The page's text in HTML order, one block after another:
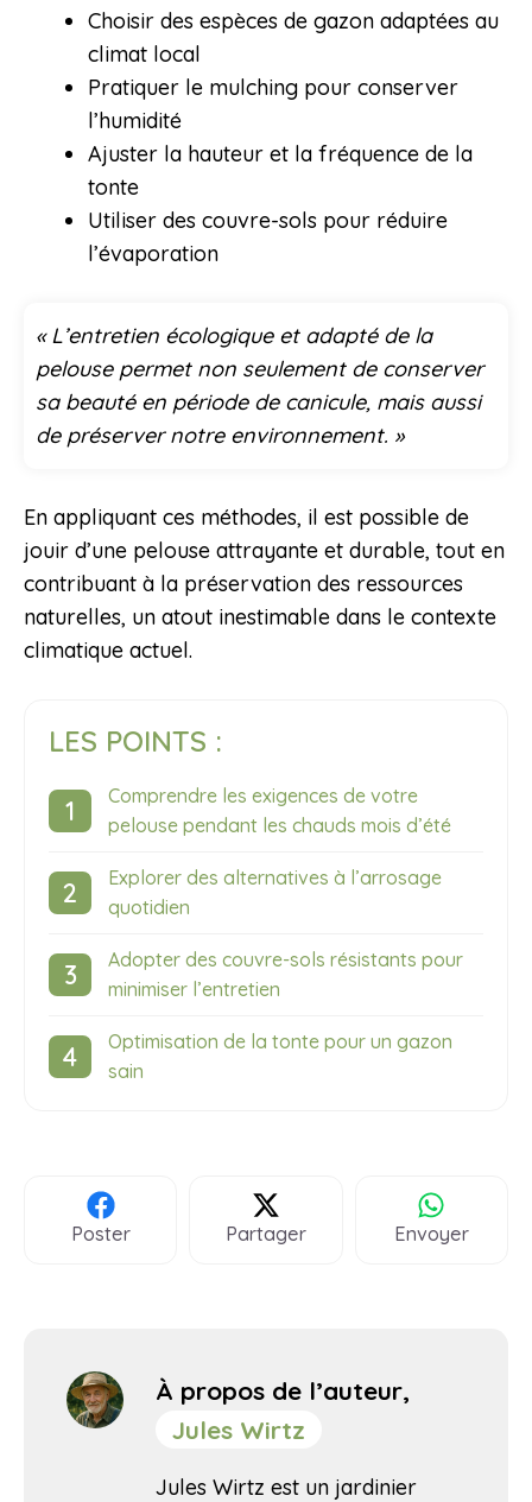
Choisir des espèces de gazon adaptées au
climat local
Pratiquer le mulching pour conserver
l’humidité
Ajuster la hauteur et la fréquence de la
tonte
Utiliser des couvre-sols pour réduire
l’évaporation
« L’entretien écologique et adapté de la
pelouse permet non seulement de conserver
sa beauté en période de canicule, mais aussi
de préserver notre environnement. »
En appliquant ces méthodes, il est possible de
jouir d’une pelouse attrayante et durable, tout en
contribuant à la préservation des ressources
naturelles, un atout inestimable dans le contexte
climatique actuel.
LES POINTS :
Comprendre les exigences de votre
pelouse pendant les chauds mois d’été
Explorer des alternatives à l’arrosage
quotidien
Adopter des couvre-sols résistants pour
minimiser l’entretien
Optimisation de la tonte pour un gazon
sain
Poster Partager Envoyer
À propos de l’auteur,
Jules Wirtz
Jules Wirtz est un jardinier